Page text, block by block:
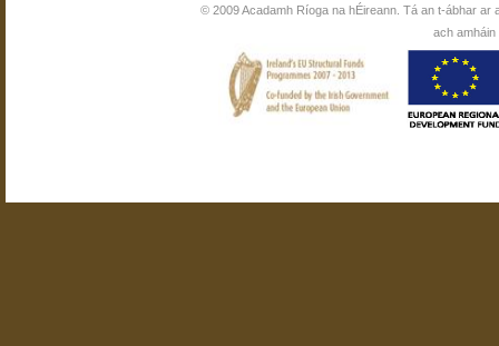
© 2009 Acadamh Ríoga na hÉireann. Tá an t-ábhar ar
ach amháin